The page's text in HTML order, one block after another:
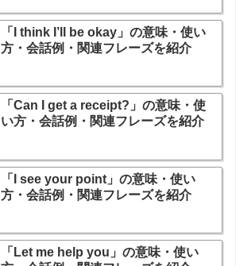
「I think I’ll be okay」の意味・使い
方・会話例・関連フレーズを紹介
「Can I get a receipt?」の意味・使
い方・会話例・関連フレーズを紹介
「I see your point」の意味・使い
方・会話例・関連フレーズを紹介
「Let me help you」の意味・使い